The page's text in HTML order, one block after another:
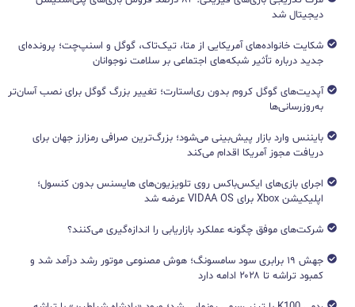
دیجیتال شد
شکایت خانواده‌های آمریکایی از متا، تیک‌تاک، گوگل و اسنپ‌چت؛ پرونده‌ای
جدید درباره تأثیر شبکه‌های اجتماعی بر سلامت نوجوانان
آپدیت‌های گوگل کروم بدون ری‌استارت؛ تغییر بزرگ گوگل برای نصب آسان‌تر
به‌روزرسانی‌ها
بایننس وارد بازار پیش‌بینی می‌شود؛ بزرگ‌ترین صرافی رمزارز جهان برای
دریافت مجوز آمریکا اقدام می‌کند
اجرای بازی‌های ایکس‌باکس روی تلویزیون‌های هایسنس بدون کنسول؛
اپلیکیشن Xbox برای VIDAA OS عرضه شد
شرکت‌های موفق چگونه عملکرد بازاریابی را اندازه‌گیری می‌کنند؟
جهش ۱۹ برابری سود سامسونگ؛ هوش مصنوعی موتور رشد درآمد شد و
کمبود تراشه تا ۲۰۲۸ ادامه دارد